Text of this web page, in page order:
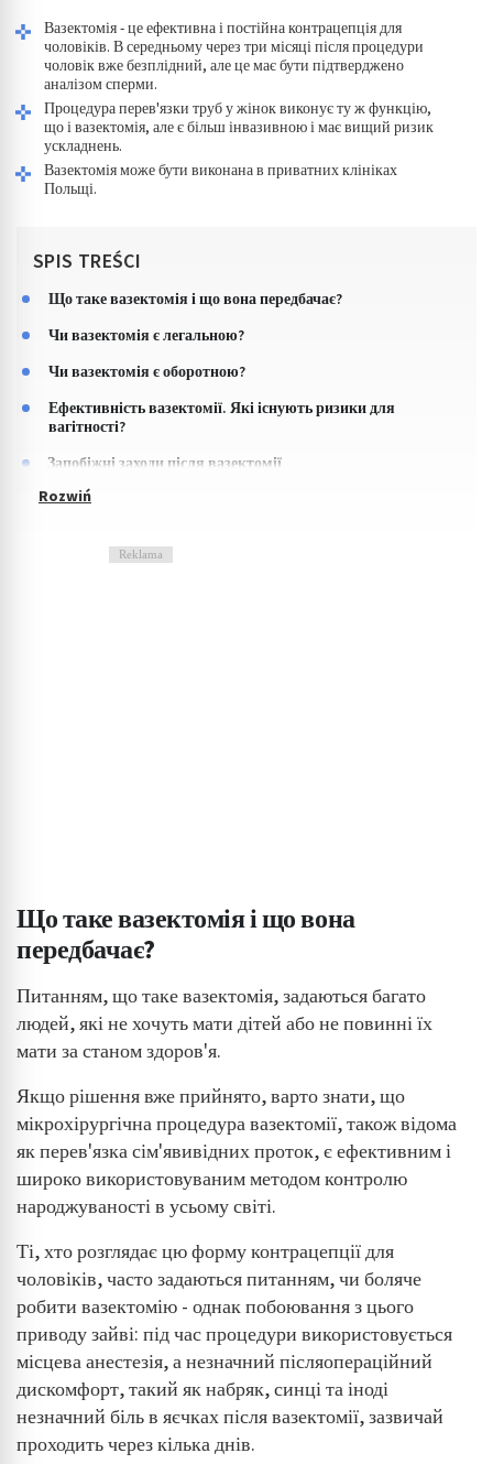
Вазектомія - це ефективна і постійна контрацепція для
чоловіків. В середньому через три місяці після процедури
чоловік вже безплідний, але це має бути підтверджено
аналізом сперми.
Процедура перев'язки труб у жінок виконує ту ж функцію,
що і вазектомія, але є більш інвазивною і має вищий ризик
ускладнень.
Вазектомія може бути виконана в приватних клініках
Польщі.
SPIS TREŚCI
Що таке вазектомія і що вона передбачає?
Чи вазектомія є легальною?
Чи вазектомія є оборотною?
Ефективність вазектомії. Які існують ризики для
вагітності?
Запобіжні заходи після вазектомії
Reklama
Що таке вазектомія і що вона
передбачає?
Питанням, що таке вазектомія, задаються багато
людей, які не хочуть мати дітей або не повинні їх
мати за станом здоров'я.
Якщо рішення вже прийнято, варто знати, що
мікрохірургічна процедура вазектомії, також відома
як перев'язка сім'явивідних проток, є ефективним і
широко використовуваним методом контролю
народжуваності в усьому світі.
Ті, хто розглядає цю форму контрацепції для
чоловіків, часто задаються питанням, чи боляче
робити вазектомію - однак побоювання з цього
приводу зайві: під час процедури використовується
місцева анестезія, а незначний післяопераційний
дискомфорт, такий як набряк, синці та іноді
незначний біль в яєчках після вазектомії, зазвичай
проходить через кілька днів.